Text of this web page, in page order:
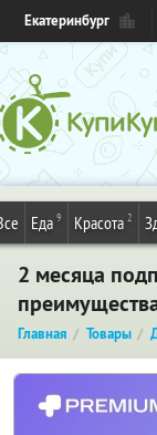
Екатеринбург
Еда 9 Красота 2
2 месяца
Главная Товары